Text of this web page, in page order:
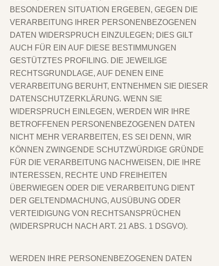
BESONDEREN SITUATION ERGEBEN, GEGEN DIE
VERARBEITUNG IHRER PERSONENBEZOGENEN
DATEN WIDERSPRUCH EINZULEGEN; DIES GILT
AUCH FÜR EIN AUF DIESE BESTIMMUNGEN
GESTÜTZTES PROFILING. DIE JEWEILIGE
RECHTSGRUNDLAGE, AUF DENEN EINE
VERARBEITUNG BERUHT, ENTNEHMEN SIE DIESER
DATENSCHUTZERKLÄRUNG. WENN SIE
WIDERSPRUCH EINLEGEN, WERDEN WIR IHRE
BETROFFENEN PERSONENBEZOGENEN DATEN
NICHT MEHR VERARBEITEN, ES SEI DENN, WIR
KÖNNEN ZWINGENDE SCHUTZWÜRDIGE GRÜNDE
FÜR DIE VERARBEITUNG NACHWEISEN, DIE IHRE
INTERESSEN, RECHTE UND FREIHEITEN
ÜBERWIEGEN ODER DIE VERARBEITUNG DIENT
DER GELTENDMACHUNG, AUSÜBUNG ODER
VERTEIDIGUNG VON RECHTSANSPRÜCHEN
(WIDERSPRUCH NACH ART. 21 ABS. 1 DSGVO).
WERDEN IHRE PERSONENBEZOGENEN DATEN